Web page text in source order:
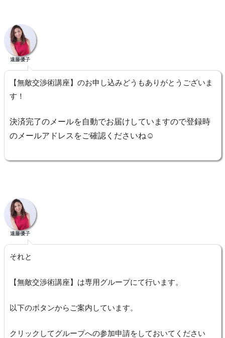
遠藤優子
【無敵交渉術講座】のお申し込みどうもありがとうございま
す！
決済完了のメールを自動でお届けしていますので登録時
のメールアドレスをご確認くださいね☺
遠藤優子
それと
【無敵交渉術講座】は専用グループにて行います。
以下のボタンからご案内しています。
クリックしてグループへの参加申請をしておいてください